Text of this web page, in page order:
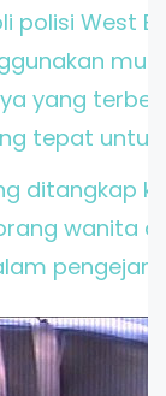
polisi West
yang
tepat untuk
ditangkap
wanita